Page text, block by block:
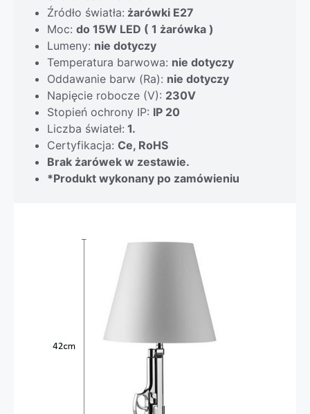
Źródło światła: żarówki E27
Moc: do 15W LED ( 1 żarówka )
Lumeny: nie dotyczy
Temperatura barwowa: nie dotyczy
Oddawanie barw (Ra): nie dotyczy
Napięcie robocze (V): 230V
Stopień ochrony IP: IP 20
Liczba świateł: 1.
Certyfikacja: Ce, RoHS
Brak żarówek w zestawie.
*Produkt wykonany po zamówieniu